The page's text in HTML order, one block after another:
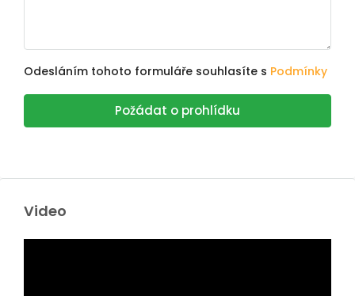
Odesláním tohoto formuláře souhlasíte s Podmínky
Požádat o prohlídku
Video